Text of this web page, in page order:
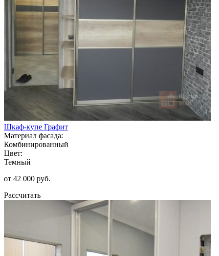
Шкаф-купе Графит
Материал фасада:
Комбинированный
Цвет:
Темный
от 42 000 руб.
Рассчитать